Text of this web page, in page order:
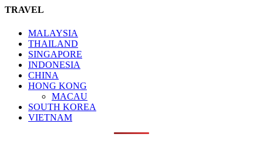
TRAVEL
MALAYSIA
THAILAND
SINGAPORE
INDONESIA
CHINA
HONG KONG
MACAU
SOUTH KOREA
VIETNAM